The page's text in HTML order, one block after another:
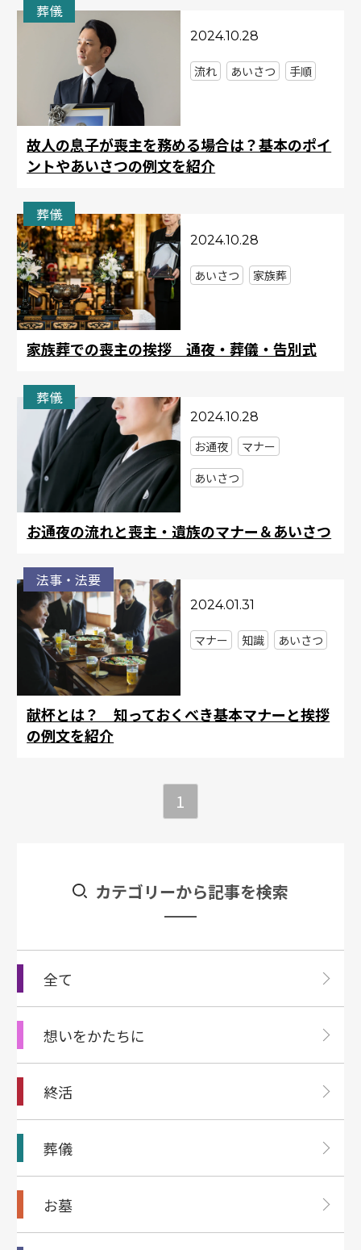
葬儀
2024.10.28
故人の息子が喪主を務める場合は？基本のポイ
ントやあいさつの例文を紹介
流れ あいさつ 手順
葬儀
2024.10.28
家族葬での喪主の挨拶 通夜・葬儀・告別式
あいさつ 家族葬
葬儀
2024.10.28
お通夜の流れと喪主・遺族のマナー＆あいさつ
お通夜
マナー
あいさつ
法事・法要
2024.01.31
献杯とは？ 知っておくべき基本マナーと挨拶
の例文を紹介
マナー 知識 あいさつ
1
カテゴリーから記事を検索
全て
想いをかたちに
終活
葬儀
お墓